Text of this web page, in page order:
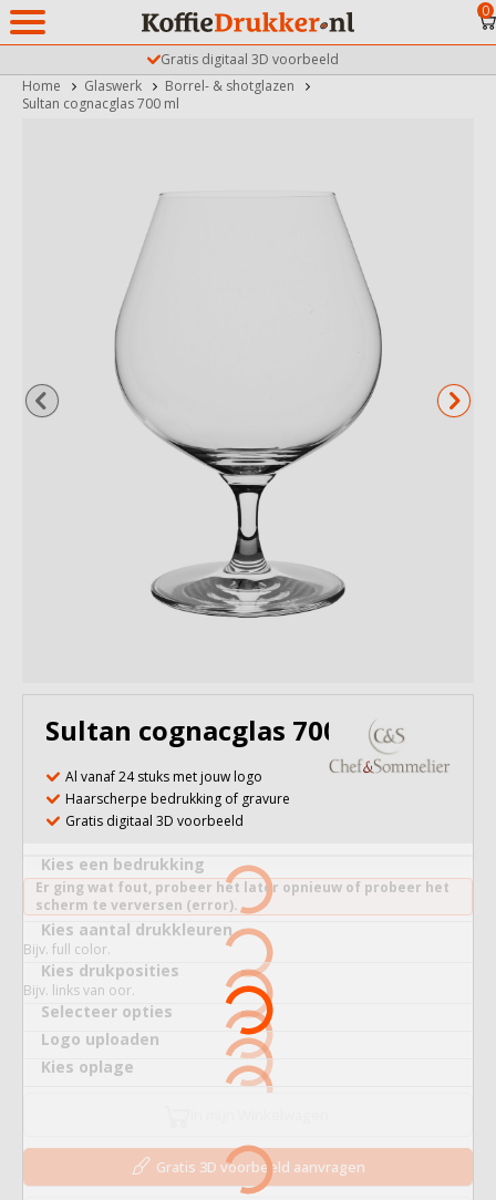
Gratis digitaal 3D voorbeeld
0
Home Glaswerk
Borrel- & shotglazen
Sultan cognacglas 700 ml
Sultan cognacglas 700 ml
Al vanaf 24 stuks met jouw logo
Haarscherpe bedrukking of gravure
Gratis digitaal 3D voorbeeld
Kies een bedrukking
Er ging wat fout, probeer het later opnieuw of probeer het
scherm te verversen (error).
Kies aantal drukkleuren
Bijv. full color.
Kies drukposities
Bijv. links van oor.
Selecteer opties
Logo uploaden
Kies oplage
Gratis 3D voorbeeld aanvragen